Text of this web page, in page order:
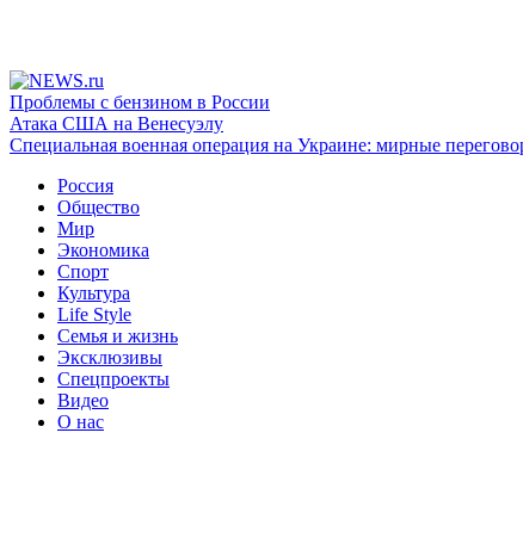
Проблемы с бензином в России
Атака США на Венесуэлу
Специальная военная операция на Украине: мирные
Россия
Общество
Мир
Экономика
Спорт
Культура
Life Style
Семья и жизнь
Эксклюзивы
Спецпроекты
Видео
О нас